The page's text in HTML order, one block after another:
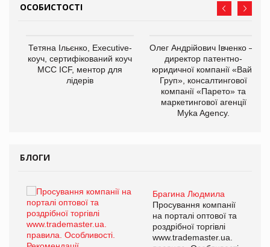
ОСОБИСТОСТІ
Тетяна Ільєнко, Executive-
коуч, сертифікований коуч
МСС ICF, ментор для
лідерів
Олег Андрійович Івченко —
директор патентно-
юридичної компанії «Вайз
Груп», консалтингової
компанії «Парето» та
маркетингової агенції
Myka Agency.
БЛОГИ
Брагина Людмила
Просування компанії
на порталі оптової та
роздрібної торгівлі
www.trademaster.ua.